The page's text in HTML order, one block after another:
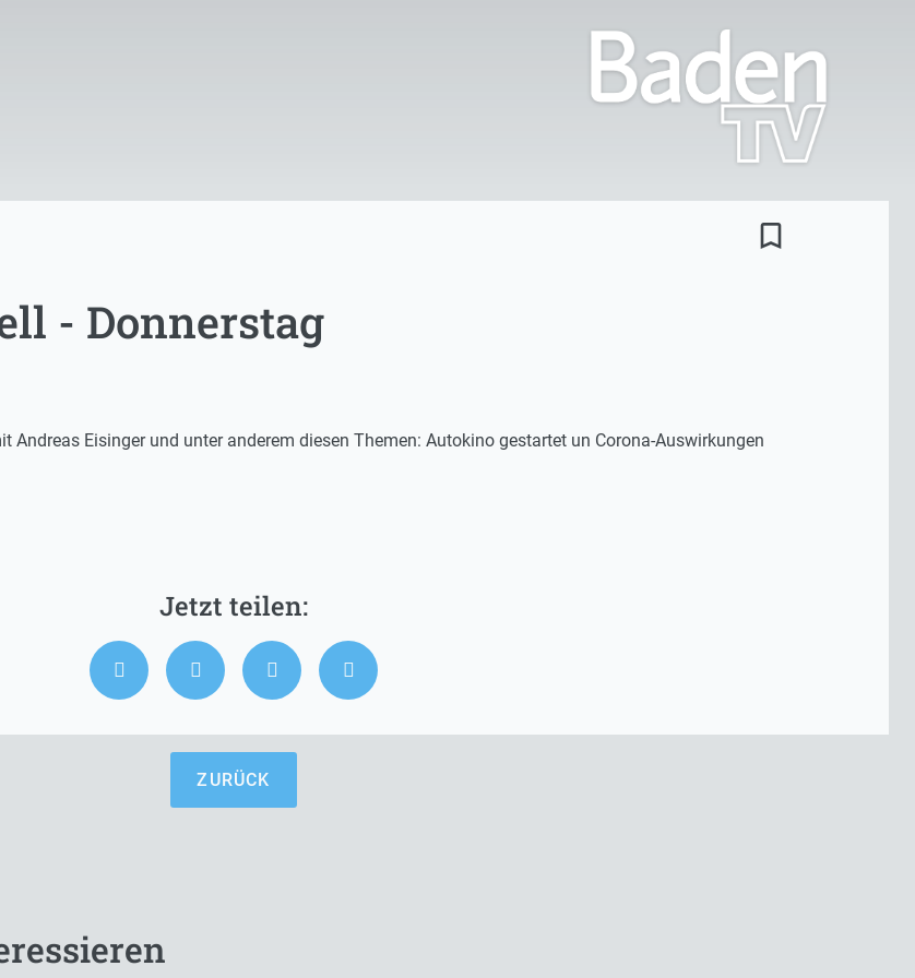
bookmark_border
- Donnerstag
Andreas Eisinger und unter anderem diesen Themen: Autokino gestartet un Corona-Auswirkungen
ZURÜCK